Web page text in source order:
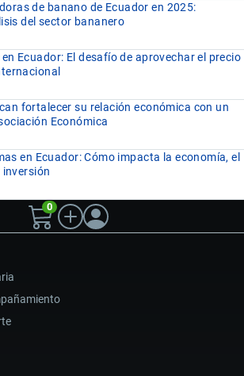
de banano de Ecuador en 2025:
del sector bananero
Ecuador: El desafío de aprovechar el precio
fortalecer su relación económica con un
Económica
en Ecuador: Cómo impacta la economía, el
0